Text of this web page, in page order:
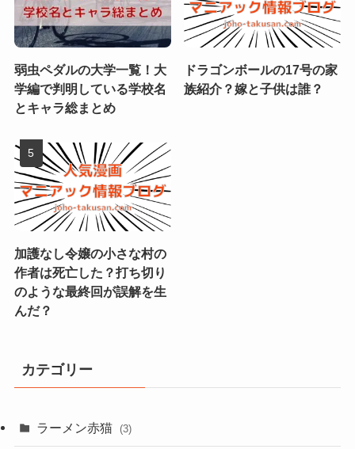
弱虫ペダルの大学一覧！大
学編で判明している学校名
とキャラ総まとめ
ドラゴンボールの17号の家
族紹介？嫁と子供は誰？
加護なし令嬢の小さな村の
作者は死亡した？打ち切り
のような最終回が誤解を生
んだ？
カテゴリー
ラーメン赤猫 (3)